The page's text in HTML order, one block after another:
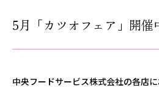
5月「カツオフェア」開催
中央フードサービス株式会社の各店に